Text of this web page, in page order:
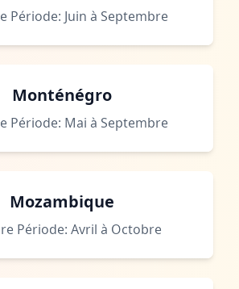
Meilleure Période: Juin à Septembre
Monténégro
Meilleure Période: Mai à Septembre
Mozambique
Meilleure Période: Avril à Octobre